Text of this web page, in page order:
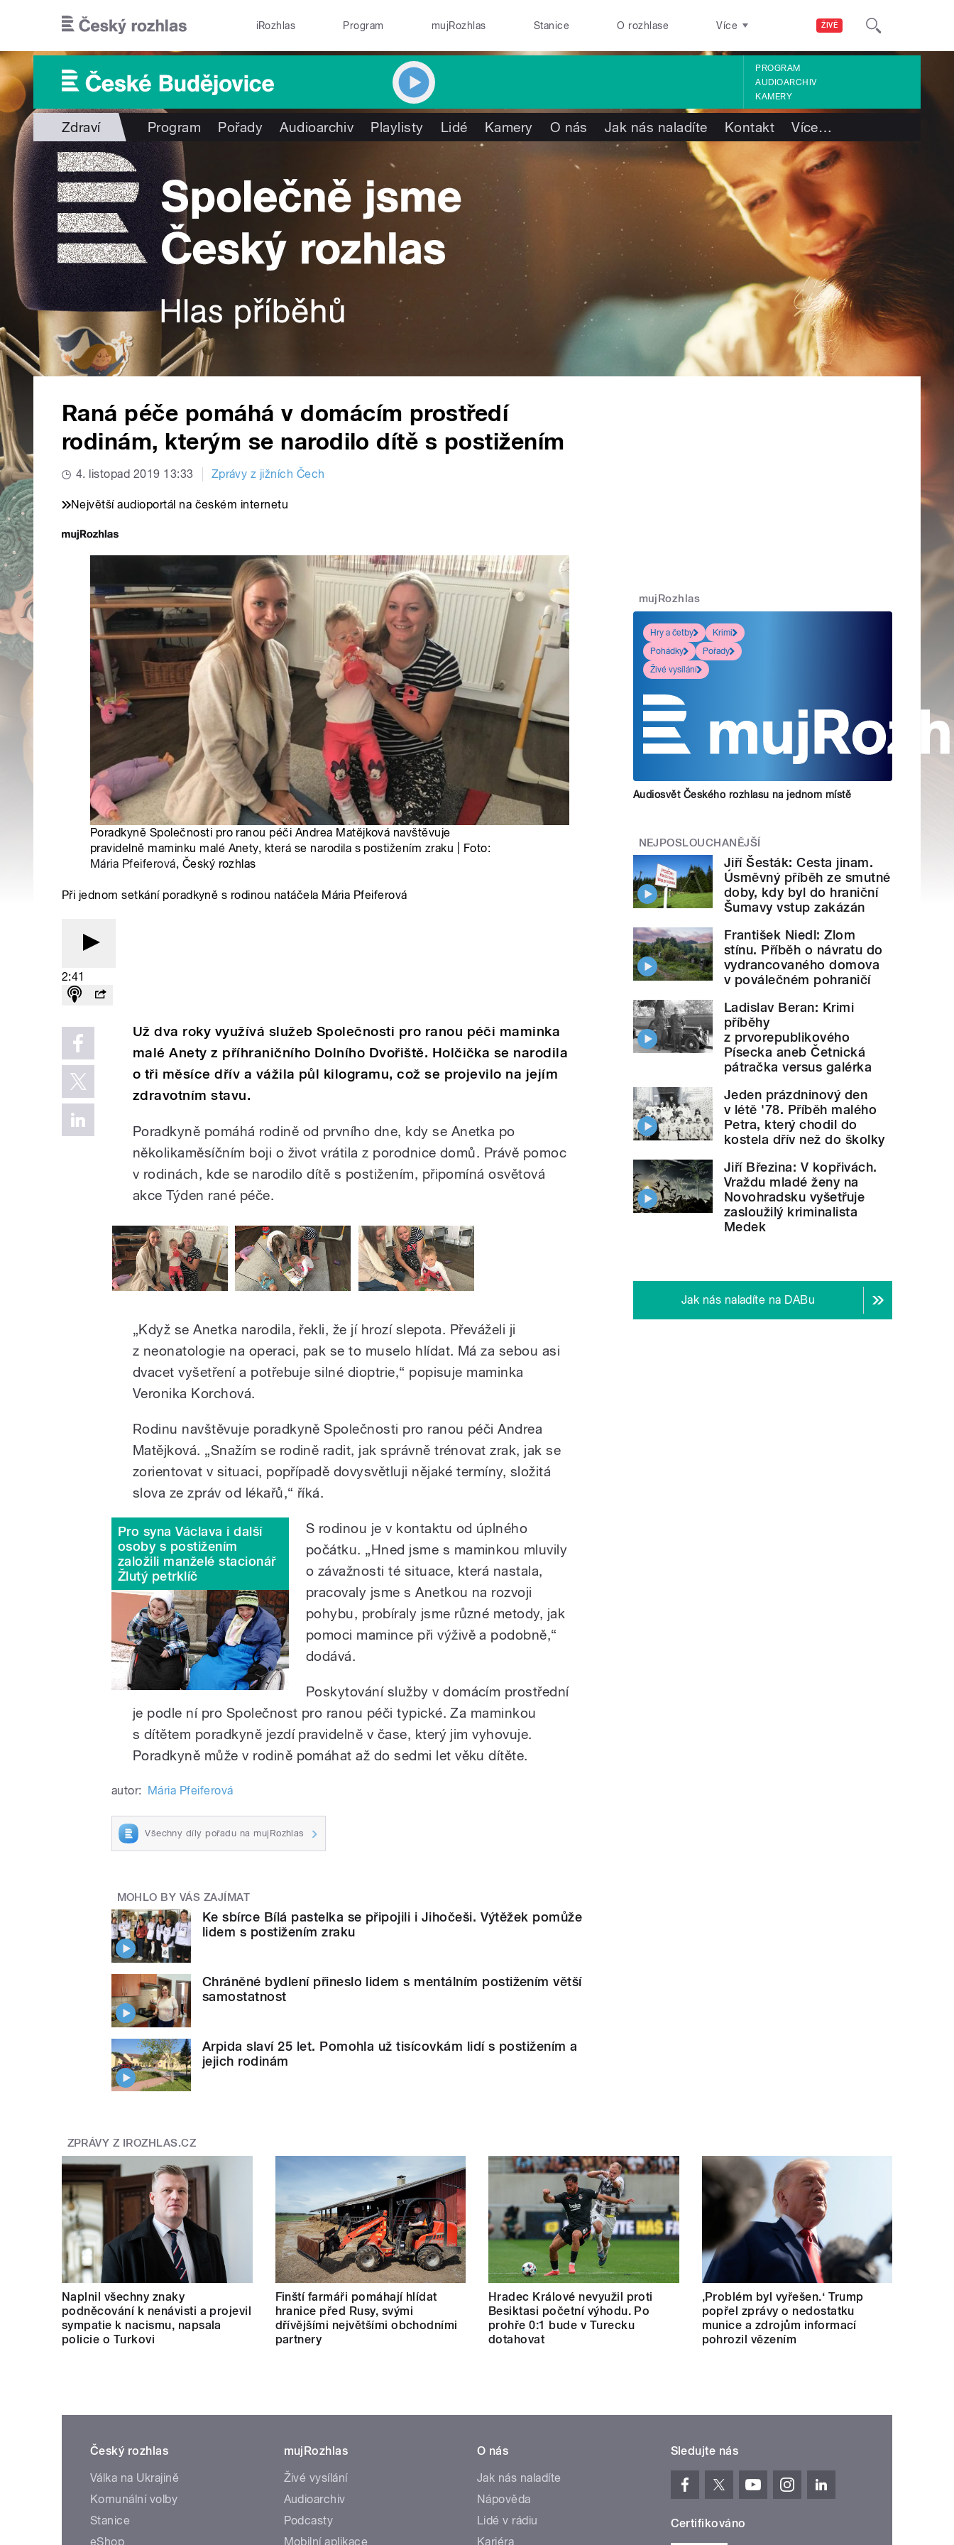
ŽIVĚ
iRozhlas Program mujRozhlas Stanice O rozhlase Více
PROGRAM
AUDIOARCHIV
KAMERY
Zdraví Program Pořady Audioarchiv Playlisty Lidé Kamery O nás Jak nás naladíte Kontakt Více…
Raná péče pomáhá v domácím prostředí
rodinám, kterým se narodilo dítě s postižením
4. listopad 2019 13:33 Zprávy z jižních Čech
Největší audioportál na českém internetu
Poradkyně Společnosti pro ranou péči Andrea Matějková navštěvuje
pravidelně maminku malé Anety, která se narodila s postižením zraku | Foto:
Mária Pfeiferová, Český rozhlas
Při jednom setkání poradkyně s rodinou natáčela Mária Pfeiferová
2:41
Už dva roky využívá služeb Společnosti pro ranou péči maminka
malé Anety z příhraničního Dolního Dvořiště. Holčička se narodila
o tři měsíce dřív a vážila půl kilogramu, což se projevilo na jejím
zdravotním stavu.
Poradkyně pomáhá rodině od prvního dne, kdy se Anetka po
několikaměsíčním boji o život vrátila z porodnice domů. Právě pomoc
v rodinách, kde se narodilo dítě s postižením, připomíná osvětová
akce Týden rané péče.
„Když se Anetka narodila, řekli, že jí hrozí slepota. Převáželi ji
z neonatologie na operaci, pak se to muselo hlídat. Má za sebou asi
dvacet vyšetření a potřebuje silné dioptrie,“ popisuje maminka
Veronika Korchová.
Rodinu navštěvuje poradkyně Společnosti pro ranou péči Andrea
Matějková. „Snažím se rodině radit, jak správně trénovat zrak, jak se
zorientovat v situaci, popřípadě dovysvětluji nějaké termíny, složitá
slova ze zpráv od lékařů,“ říká.
Pro syna Václava i další
osoby s postižením
založili manželé stacionář
Žlutý petrklíč
S rodinou je v kontaktu od úplného
počátku. „Hned jsme s maminkou mluvily
o závažnosti té situace, která nastala,
pracovaly jsme s Anetkou na rozvoji
pohybu, probíraly jsme různé metody, jak
pomoci mamince při výživě a podobně,“
dodává.
Poskytování služby v domácím prostřední
je podle ní pro Společnost pro ranou péči typické. Za maminkou
s dítětem poradkyně jezdí pravidelně v čase, který jim vyhovuje.
Poradkyně může v rodině pomáhat až do sedmi let věku dítěte.
autor: Mária Pfeiferová
Všechny díly pořadu na mujRozhlas
MOHLO BY VÁS ZAJÍMAT
Ke sbírce Bílá pastelka se připojili i Jihočeši. Výtěžek pomůže
lidem s postižením zraku
Chráněné bydlení přineslo lidem s mentálním postižením větší
samostatnost
Arpida slaví 25 let. Pomohla už tisícovkám lidí s postižením a
jejich rodinám
mujRozhlas
Hry a četby
Krimi
Pohádky
Pořady
Živé vysílání
Audiosvět Českého rozhlasu na jednom místě
NEJPOSLOUCHANĚJŠÍ
Jiří Šesták: Cesta jinam.
Úsměvný příběh ze smutné
doby, kdy byl do hraniční
Šumavy vstup zakázán
František Niedl: Zlom
stínu. Příběh o návratu do
vydrancovaného domova
v poválečném pohraničí
Ladislav Beran: Krimi
příběhy
z prvorepublikového
Písecka aneb Četnická
pátračka versus galérka
Jeden prázdninový den
v létě '78. Příběh malého
Petra, který chodil do
kostela dřív než do školky
Jiří Březina: V kopřivách.
Vraždu mladé ženy na
Novohradsku vyšetřuje
zasloužilý kriminalista
Medek
Jak nás naladíte na DABu
ZPRÁVY Z IROZHLAS.CZ
Naplnil všechny znaky
podněcování k nenávisti a projevil
sympatie k nacismu, napsala
policie o Turkovi
Finští farmáři pomáhají hlídat
hranice před Rusy, svými
dřívějšími největšími obchodními
partnery
Hradec Králové nevyužil proti
Besiktasi početní výhodu. Po
prohře 0:1 bude v Turecku
dotahovat
‚Problém byl vyřešen.‘ Trump
popřel zprávy o nedostatku
munice a zdrojům informací
pohrozil vězením
Český rozhlas
Válka na Ukrajině
Komunální volby
Stanice
eShop
mujRozhlas
Živé vysílání
Audioarchiv
Podcasty
Mobilní aplikace
O nás
Jak nás naladíte
Nápověda
Lidé v rádiu
Kariéra
Sledujte nás
Certifikováno